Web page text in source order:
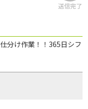
送信完了
分け作業！！365日シフ